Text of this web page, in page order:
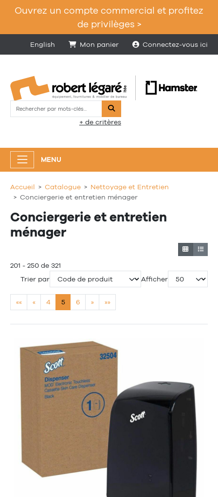
Ouvrez un compte commercial et profitez
de privilèges >
English Mon panier Connectez-vous ici
Rechercher
+ de critères
MENU
Accueil Catalogue
Nettoyage et Entretien
Conciergerie et entretien ménager
Conciergerie et entretien
ménager
201 - 250 de 321
Trier par
Afficher
«« « 4 5 6 » »»